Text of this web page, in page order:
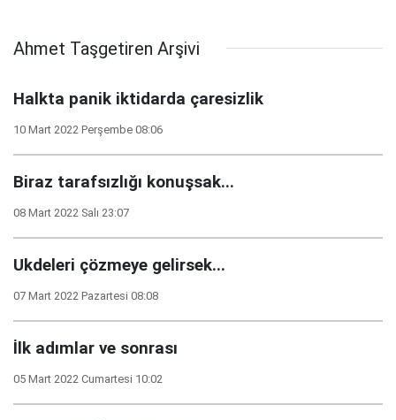
Ahmet Taşgetiren Arşivi
Halkta panik iktidarda çaresizlik
10 Mart 2022 Perşembe 08:06
Biraz tarafsızlığı konuşsak...
08 Mart 2022 Salı 23:07
Ukdeleri çözmeye gelirsek...
07 Mart 2022 Pazartesi 08:08
İlk adımlar ve sonrası
05 Mart 2022 Cumartesi 10:02